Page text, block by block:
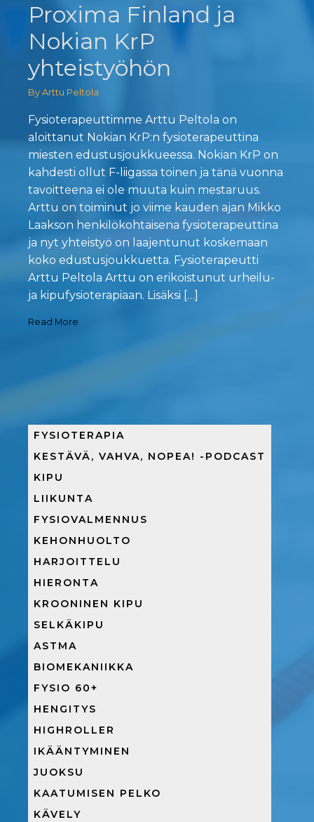
Proxima Finland ja
Nokian KrP
yhteistyöhön
By Arttu Peltola
Fysioterapeuttimme Arttu Peltola on
aloittanut Nokian KrP:n fysioterapeuttina
miesten edustusjoukkueessa. Nokian KrP on
kahdesti ollut F-liigassa toinen ja tänä vuonna
tavoitteena ei ole muuta kuin mestaruus.
Arttu on toiminut jo viime kauden ajan Mikko
Laakson henkilökohtaisena fysioterapeuttina
ja nyt yhteistyö on laajentunut koskemaan
koko edustusjoukkuetta. Fysioterapeutti
Arttu Peltola Arttu on erikoistunut urheilu-
ja kipufysioterapiaan. Lisäksi […]
Read More
FYSIOTERAPIA
KESTÄVÄ, VAHVA, NOPEA! -PODCAST
KIPU
LIIKUNTA
FYSIOVALMENNUS
KEHONHUOLTO
HARJOITTELU
HIERONTA
KROONINEN KIPU
SELKÄKIPU
ASTMA
BIOMEKANIIKKA
FYSIO 60+
HENGITYS
HIGHROLLER
IKÄÄNTYMINEN
JUOKSU
KAATUMISEN PELKO
KÄVELY